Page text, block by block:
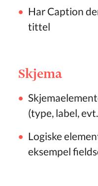
Har Caption
tittel
Skjema
(type, label,
Logiske
eksempel